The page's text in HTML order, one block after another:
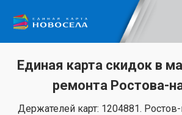
Единая карта скидок в
ремонта Ростова-
Держателей карт: 1204881.